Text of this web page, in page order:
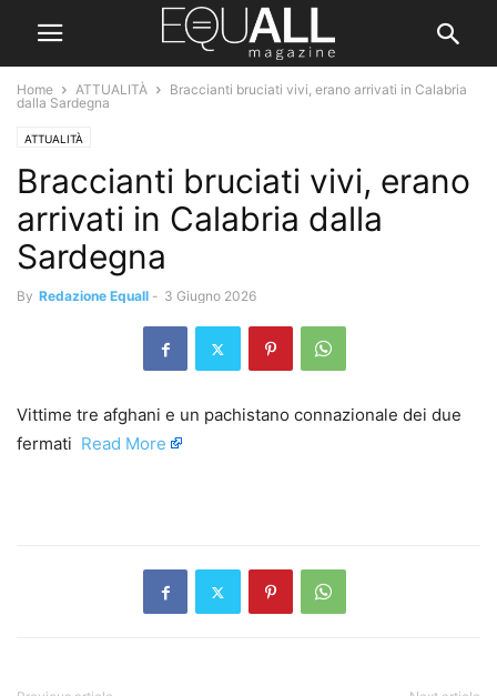
Home ATTUALITÀ
Braccianti bruciati vivi, erano arrivati in Calabria
dalla Sardegna
ATTUALITÀ
Braccianti bruciati vivi, erano
arrivati in Calabria dalla
Sardegna
By Redazione Equall - 3 Giugno 2026
Vittime tre afghani e un pachistano connazionale dei due
fermati ​ Read More